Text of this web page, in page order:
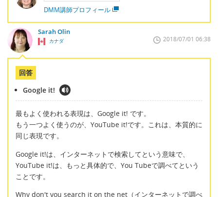
DMM講師プロフィール
Sarah Olin
カナダ 2018/07/01 06:38
回答
Google it!
最もよく使われる表現は、Google it! です。
もう一つよく使うのが、YouTube it!です。これは、本質的に
同じ表現です。
Google it!は、インターネットで検索してという意味で、
YouTube it!は、もっと具体的で、You Tubeで調べてという
ことです。
Why don't you search it on the net（インターネットで調べ